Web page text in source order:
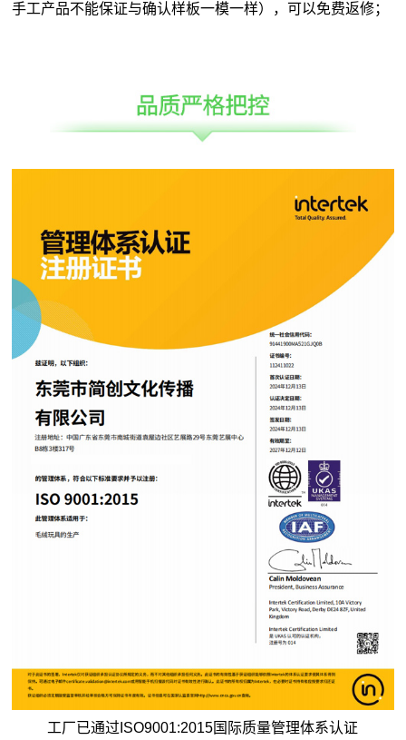
手工产品不能保证与确认样板一模一样），可以免费返修；
工厂已通过ISO9001:2015国际质量管理体系认证